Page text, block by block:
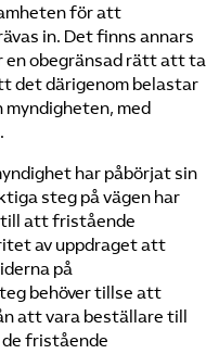
för att
in. Det finns annars
en obegränsad rätt att ta
det därigenom belastar
myndigheten, med
har påbörjat sin
steg på vägen har
till att fristående
av uppdraget att
på
behöver tillse att
att vara beställare till
fristående